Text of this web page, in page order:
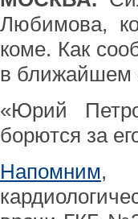
Любимова,
коме. Как
в ближайшем
«Юрий
борются за
Напомним,